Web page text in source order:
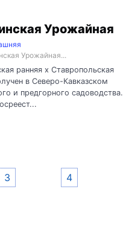
Урожайная
Урожайная...
ранняя х Ставропольская
в Северо-Кавказском
и предгорного садоводства.
3 4